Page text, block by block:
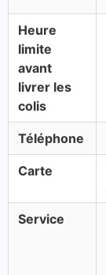
Heure
limite
avant
livrer les
colis
Téléphone
Carte
Service